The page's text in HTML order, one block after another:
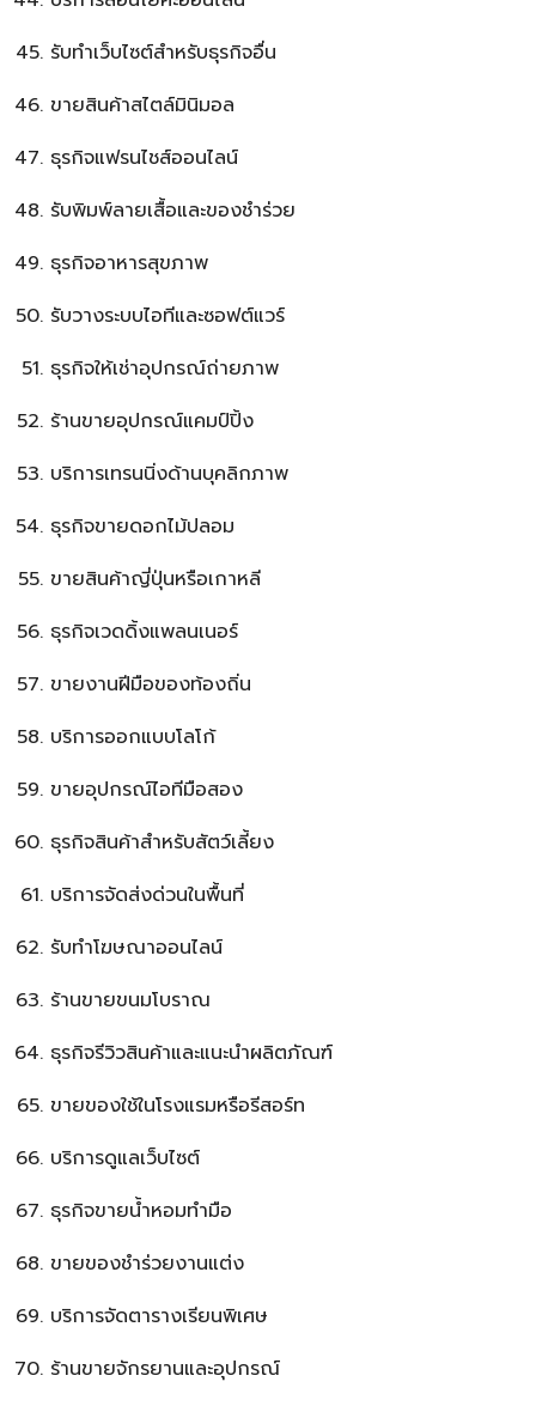
รับทำเว็บไซต์สำหรับธุรกิจอื่น
ขายสินค้าสไตล์มินิมอล
ธุรกิจแฟรนไชส์ออนไลน์
รับพิมพ์ลายเสื้อและของชำร่วย
ธุรกิจอาหารสุขภาพ
รับวางระบบไอทีและซอฟต์แวร์
ธุรกิจให้เช่าอุปกรณ์ถ่ายภาพ
ร้านขายอุปกรณ์แคมป์ปิ้ง
บริการเทรนนิ่งด้านบุคลิกภาพ
ธุรกิจขายดอกไม้ปลอม
ขายสินค้าญี่ปุ่นหรือเกาหลี
ธุรกิจเวดดิ้งแพลนเนอร์
ขายงานฝีมือของท้องถิ่น
บริการออกแบบโลโก้
ขายอุปกรณ์ไอทีมือสอง
ธุรกิจสินค้าสำหรับสัตว์เลี้ยง
บริการจัดส่งด่วนในพื้นที่
รับทำโฆษณาออนไลน์
ร้านขายขนมโบราณ
ธุรกิจรีวิวสินค้าและแนะนำผลิตภัณฑ์
ขายของใช้ในโรงแรมหรือรีสอร์ท
บริการดูแลเว็บไซต์
ธุรกิจขายน้ำหอมทำมือ
ขายของชำร่วยงานแต่ง
บริการจัดตารางเรียนพิเศษ
ร้านขายจักรยานและอุปกรณ์